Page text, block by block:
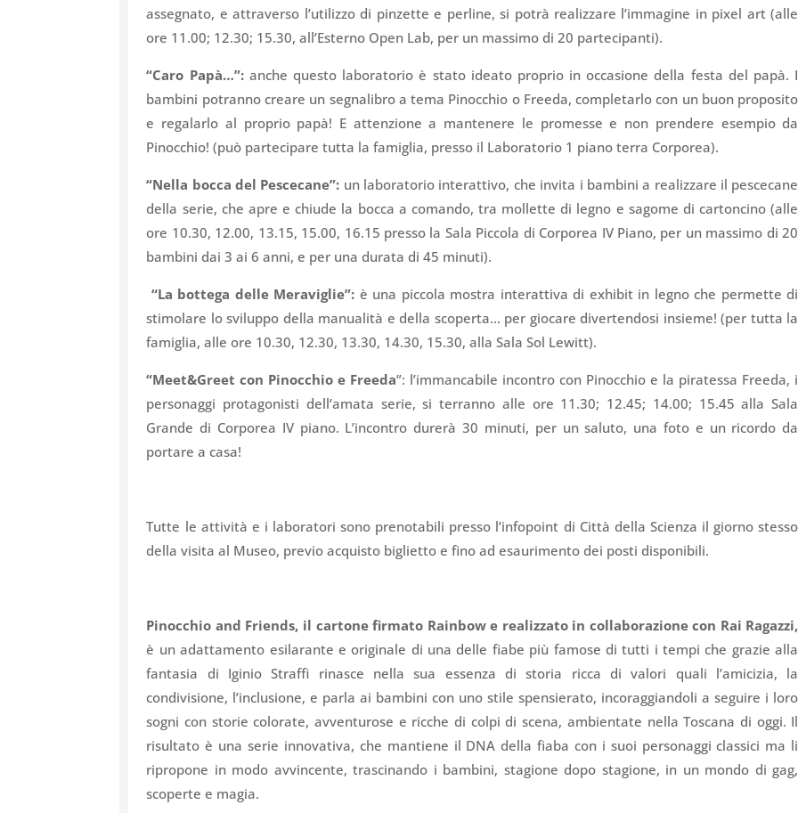
assegnato, e attraverso l’utilizzo di pinzette e perline, si potrà realizzare l’immagine in pixel art (alle
ore 11.00; 12.30; 15.30, all’Esterno Open Lab, per un massimo di 20 partecipanti).
“Caro Papà…”: anche questo laboratorio è stato ideato proprio in occasione della festa del papà. I
bambini potranno creare un segnalibro a tema Pinocchio o Freeda, completarlo con un buon proposito
e regalarlo al proprio papà! E attenzione a mantenere le promesse e non prendere esempio da
Pinocchio! (può partecipare tutta la famiglia, presso il Laboratorio 1 piano terra Corporea).
“Nella bocca del Pescecane”: un laboratorio interattivo, che invita i bambini a realizzare il pescecane
della serie, che apre e chiude la bocca a comando, tra mollette di legno e sagome di cartoncino (alle
ore 10.30, 12.00, 13.15, 15.00, 16.15 presso la Sala Piccola di Corporea IV Piano, per un massimo di 20
bambini dai 3 ai 6 anni, e per una durata di 45 minuti).
“La bottega delle Meraviglie”: è una piccola mostra interattiva di exhibit in legno che permette di
stimolare lo sviluppo della manualità e della scoperta… per giocare divertendosi insieme! (per tutta la
famiglia, alle ore 10.30, 12.30, 13.30, 14.30, 15.30, alla Sala Sol Lewitt).
“Meet&Greet con Pinocchio e Freeda”: l’immancabile incontro con Pinocchio e la piratessa Freeda, i
personaggi protagonisti dell’amata serie, si terranno alle ore 11.30; 12.45; 14.00; 15.45 alla Sala
Grande di Corporea IV piano. L’incontro durerà 30 minuti, per un saluto, una foto e un ricordo da
portare a casa!
Tutte le attività e i laboratori sono prenotabili presso l’infopoint di Città della Scienza il giorno stesso
della visita al Museo, previo acquisto biglietto e fino ad esaurimento dei posti disponibili.
Pinocchio and Friends, il cartone firmato Rainbow e realizzato in collaborazione con Rai Ragazzi,
è un adattamento esilarante e originale di una delle fiabe più famose di tutti i tempi che grazie alla
fantasia di Iginio Straffi rinasce nella sua essenza di storia ricca di valori quali l’amicizia, la
condivisione, l’inclusione, e parla ai bambini con uno stile spensierato, incoraggiandoli a seguire i loro
sogni con storie colorate, avventurose e ricche di colpi di scena, ambientate nella Toscana di oggi. Il
risultato è una serie innovativa, che mantiene il DNA della fiaba con i suoi personaggi classici ma li
ripropone in modo avvincente, trascinando i bambini, stagione dopo stagione, in un mondo di gag,
scoperte e magia.